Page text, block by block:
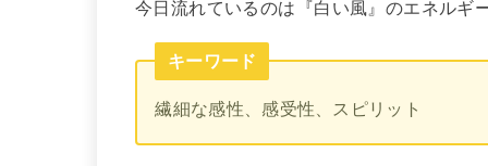
今日流れているのは『白い風』のエネルギ
キーワード
繊細な感性、感受性、スピリット